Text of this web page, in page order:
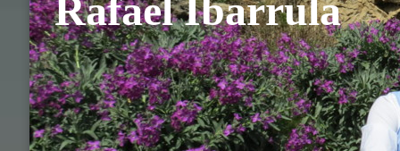
Rafael Ibarrula